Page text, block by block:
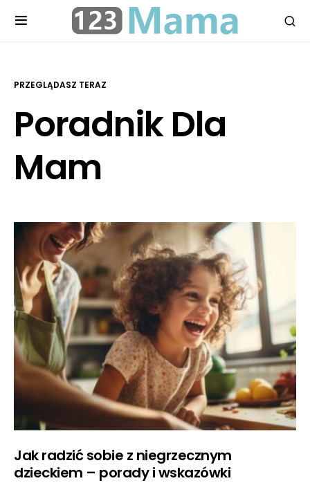
PRZEGLĄDASZ TERAZ
Poradnik Dla
Mam
Jak radzić sobie z niegrzecznym
dzieckiem – porady i wskazówki